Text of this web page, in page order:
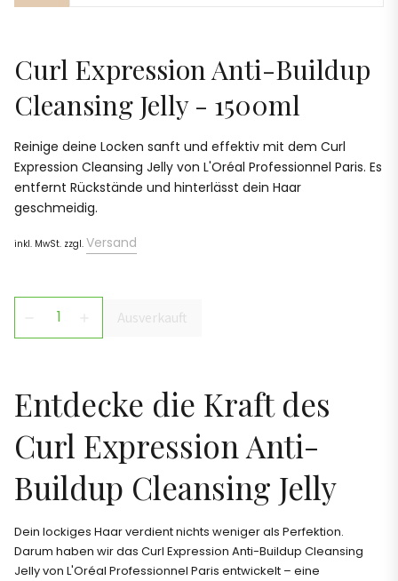
Curl Expression Anti-Buildup
Cleansing Jelly - 1500ml
Reinige deine Locken sanft und effektiv mit dem Curl
Expression Cleansing Jelly von L'Oréal Professionnel Paris. Es
entfernt Rückstände und hinterlässt dein Haar
geschmeidig.
inkl. MwSt. zzgl. Versand
Ausverkauft
Entdecke die Kraft des
Curl Expression Anti-
Buildup Cleansing Jelly
Dein lockiges Haar verdient nichts weniger als Perfektion.
Darum haben wir das Curl Expression Anti-Buildup Cleansing
Jelly von L'Oréal Professionnel Paris entwickelt – eine